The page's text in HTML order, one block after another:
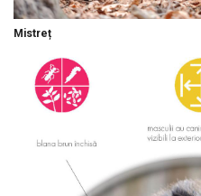
Mistreț